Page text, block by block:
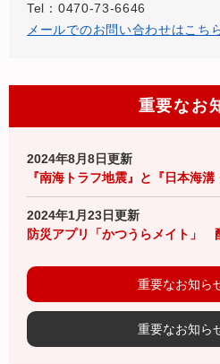
Tel：0470-73-6646
メールでのお問い合わせはこち
重要なお
2024年8月8日更新
『南海トラフ地震』と『日本海溝
2024年1月23日更新
防災アプリ「かつうらメイト」
重要なお知ら
重要なお知ら